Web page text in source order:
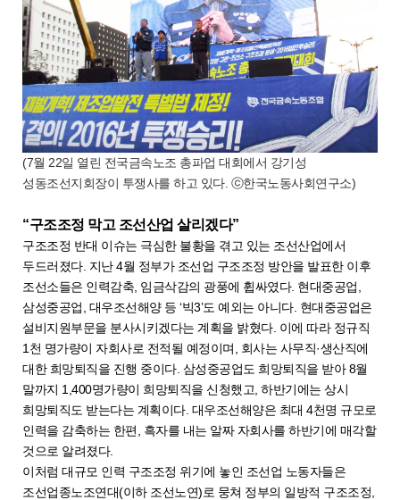
(7월 22일 열린 전국금속노조 총파업 대회에서 강기성
성동조선지회장이 투쟁사를 하고 있다. ⓒ한국노동사회연구소)
“구조조정 막고 조선산업 살리겠다”
구조조정 반대 이슈는 극심한 불황을 겪고 있는 조선산업에서
두드러졌다. 지난 4월 정부가 조선업 구조조정 방안을 발표한 이후
조선소들은 인력감축, 임금삭감의 광풍에 휩싸였다. 현대중공업,
삼성중공업, 대우조선해양 등 ‘빅3’도 예외는 아니다. 현대중공업은
설비지원부문을 분사시키겠다는 계획을 밝혔다. 이에 따라 정규직
1천 명가량이 자회사로 전적될 예정이며, 회사는 사무직·생산직에
대한 희망퇴직을 진행 중이다. 삼성중공업도 희망퇴직을 받아 8월
말까지 1,400명가량이 희망퇴직을 신청했고, 하반기에는 상시
희망퇴직도 받는다는 계획이다. 대우조선해양은 최대 4천명 규모로
인력을 감축하는 한편, 흑자를 내는 알짜 자회사를 하반기에 매각할
것으로 알려졌다.
이처럼 대규모 인력 구조조정 위기에 놓인 조선업 노동자들은
조선업종노조연대(이하 조선노연)로 뭉쳐 정부의 일방적 구조조정,